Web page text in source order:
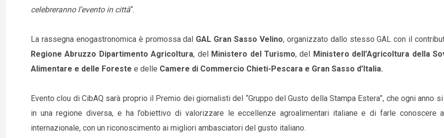
celebreranno l’evento in città“.
La rassegna enogastronomica è promossa dal GAL Gran Sasso Velino, organizzato dallo stesso GAL con il
Regione Abruzzo Dipartimento Agricoltura, del Ministero del Turismo, del Ministero dell’Agricoltura della
Alimentare e delle Foreste e delle Camere di Commercio Chieti-Pescara e Gran Sasso d’Italia.
Evento clou di CibAQ sarà proprio il Premio dei giornalisti del “Gruppo del Gusto della Stampa Estera”, che ogni anno
in una regione diversa, e ha l’obiettivo di valorizzare le eccellenze agroalimentari italiane e di farle conoscere
internazionale, con un riconoscimento ai migliori ambasciatori del gusto italiano.